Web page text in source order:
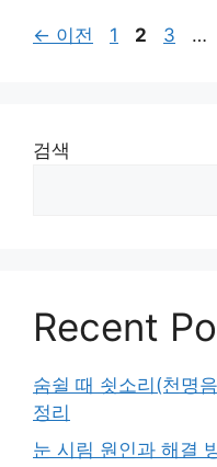
← 이전
페
1
페
2
페
3 …
검색
Recent
숨쉴 때 쇳소리(천명
정리
눈 시림 원인과 해결